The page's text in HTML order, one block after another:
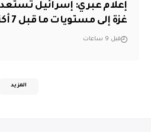
إعلام عبري: إسرائيل
غزة إلى مستويات ما قبل 7 أكتوبر
قبل 9 ساعات
المزيد